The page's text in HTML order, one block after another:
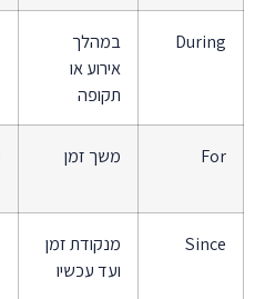
During
במהלך
אירוע או
תקופה
For משך זמן
Since
מנקודת זמן
ועד עכשיו